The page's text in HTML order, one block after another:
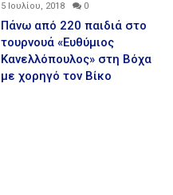
5 Ιουλίου, 2018 0
Πάνω από 220 παιδιά στο
τουρνουά «Ευθύμιος
Κανελλόπουλος» στη Βόχα
με χορηγό τον Βίκο